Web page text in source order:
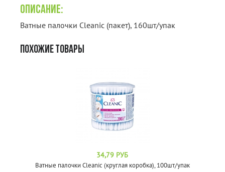
Описание:
Ватные палочки Cleanic (пакет), 160шт/упак
ПОХОЖИЕ ТОВАРЫ
34,79 РУБ
Ватные палочки Cleanic (круглая коробка), 100шт/упак